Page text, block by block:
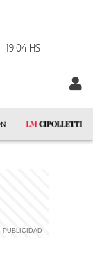
19:04 HS